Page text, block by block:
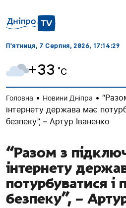
П’ятниця, 7 Серпня, 2026, 17:14:30
+33 ˚C
Головна • Новини Дніпра •
інтернету держава має
безпеку”, – Артур Іваненко
“Разом з
інтернету
потурбуватися і
безпеку”, –